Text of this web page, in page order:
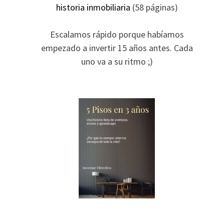
historia inmobiliaria (58 páginas)
Escalamos rápido porque habíamos
empezado a invertir 15 años antes. Cada
uno va a su ritmo ;)